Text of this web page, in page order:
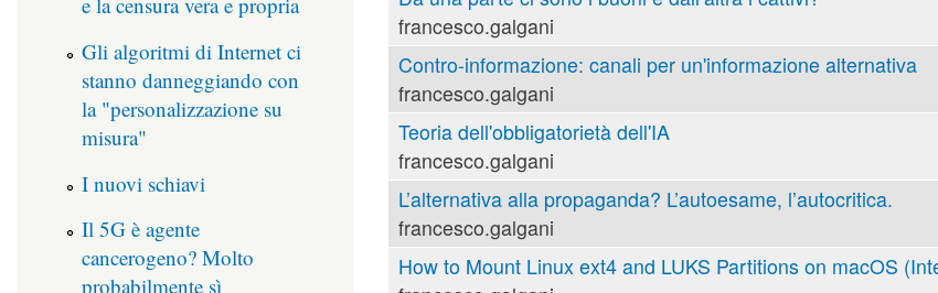
francesco.galgani
Contro-informazione: canali per un'informazione alternativa
francesco.galgani
Teoria dell'obbligatorietà dell'IA
francesco.galgani
L’alternativa alla propaganda? L’autoesame, l’autocritica.
francesco.galgani
How to Mount Linux ext4 and LUKS Partitions on macOS
Gli algoritmi di Internet ci
stanno danneggiando con
la "personalizzazione su
misura"
I nuovi schiavi
Il 5G è agente
cancerogeno? Molto
probabilmente sì